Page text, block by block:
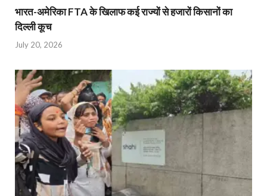
भारत-अमेरिका FTA के खिलाफ कई राज्यों से हजारों किसानों का
दिल्ली कूच
July 20, 2026